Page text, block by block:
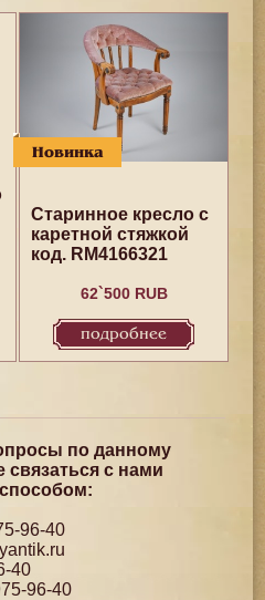
Новинка
Старинное кресло с
каретной стяжкой
код. RM4166321
62`500 RUB
подробнее
по данному
с нами
96-40
40
96-40